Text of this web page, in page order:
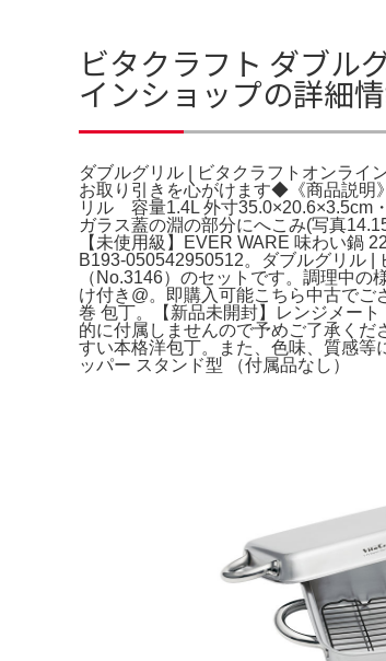
ビタクラフト ダブル
インショップの詳細
ダブルグリル | ビタクラフトオンライ
お取り引きを心がけます◆《商品説明
リル 容量1.4L 外寸35.0×20.6×3.5cm
ガラス蓋の淵の部分にへこみ(写真
【未使用級】EVER WARE 味わい鍋
B193-050542950512。ダブルグリル |
（No.3146）のセットです。調理中
け付き@。即購入可能こちら中古で
巻 包丁。【新品未開封】レンジメー
的に付属しませんので予めご了承く
すい本格洋包丁。また、色味、質感等
ッパー スタンド型 （付属品なし）